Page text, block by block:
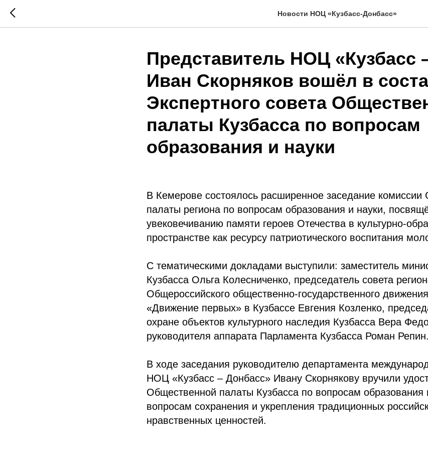
Новости НОЦ «Кузбасс-Донбасс»
Представитель НОЦ «Кузбасс
Иван Скорняков вошёл в
Экспертного совета
палаты Кузбасса по вопросам
образования и науки
В Кемерове состоялось расширенное заседание комиссии
палаты региона по вопросам образования и науки,
увековечиванию памяти героев Отечества в культурно-
пространстве как ресурсу патриотического воспитания
С тематическими докладами выступили: заместитель
Кузбасса Ольга Колесниченко, председатель совета
Общероссийского общественно-государственного
«Движение первых» в Кузбассе Евгения Козленко,
охране объектов культурного наследия Кузбасса Вера
руководителя аппарата Парламента Кузбасса Роман Репин.
В ходе заседания руководителю департамента
НОЦ «Кузбасс – Донбасс» Ивану Скорнякову вручили
Общественной палаты Кузбасса по вопросам образования
вопросам сохранения и укрепления традиционных
нравственных ценностей.